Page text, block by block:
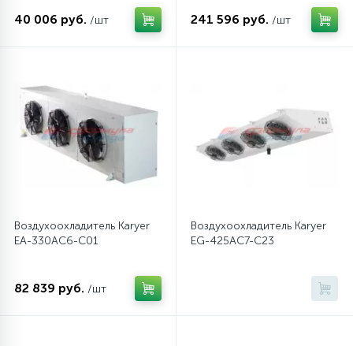
Шланги слива
27
Электронные модули
40 006 руб. /шт 241 596 руб. /шт
Воздухоохладитель Karyer
EA-330AC6-C01
82 839 руб. /шт
Воздухоохладитель Karyer
EG-425AC7-C23